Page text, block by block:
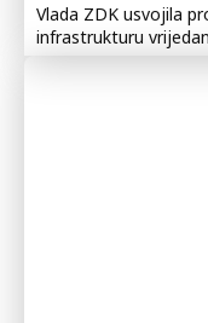
Vlada ZDK usvojila
infrastrukturu